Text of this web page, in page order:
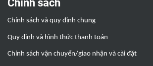
Chính sách
Chính sách và quy định chung
Quy định và hình thức thanh toán
Chính sách vận chuyển/giao nhận và cài đặt